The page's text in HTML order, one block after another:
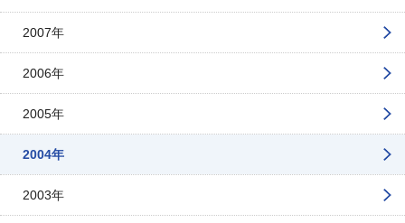
2007年
2006年
2005年
2004年
2003年